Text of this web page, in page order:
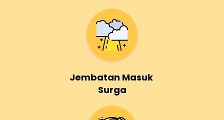
Jembatan Masuk
Surga